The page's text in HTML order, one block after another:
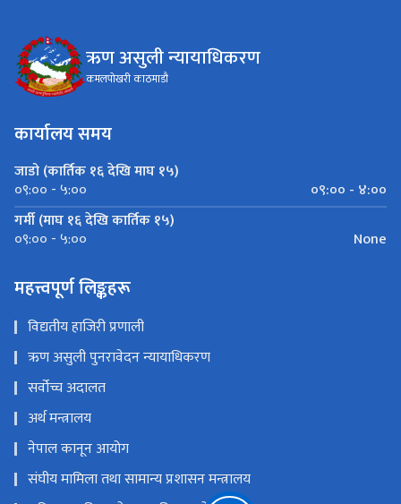
ऋण असुली न्यायाधिकरण
कमलपोखरी काठमाडौ
कार्यालय समय
जाडो (कार्तिक १६ देखि माघ १५)
०९:०० - ५:००
०९:०० - ४:००
गर्मी (माघ १६ देखि कार्तिक १५)
०९:०० - ५:०० None
महत्त्वपूर्ण लिङ्कहरू
विद्यतीय हाजिरी प्रणाली
ऋण असुली पुनरावेदन न्यायाधिकरण
सर्वोच्च अदालत
अर्थ मन्त्रालय
नेपाल कानून आयोग
संघीय मामिला तथा सामान्य प्रशासन मन्त्रालय